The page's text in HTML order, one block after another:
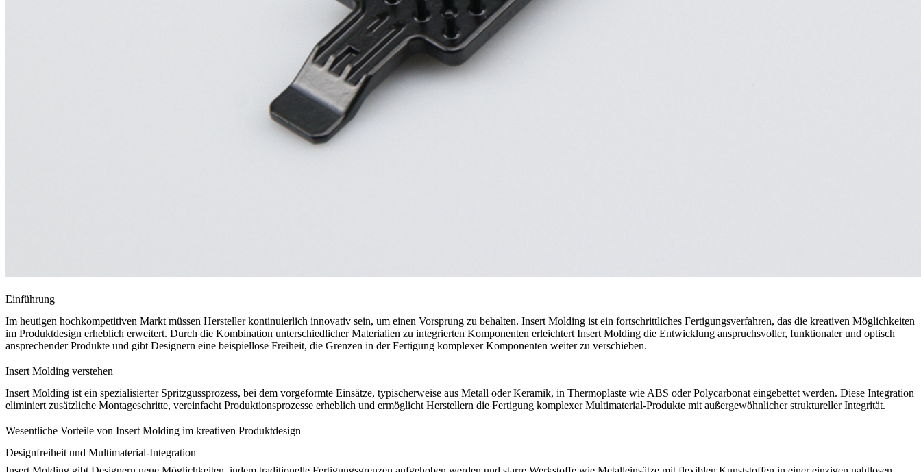
Einführung
Im heutigen hochkompetitiven Markt müssen Hersteller kontinuierlich innovativ sein, um einen Vorsprung zu behalten. Insert Molding ist ein fortschrittliches Fertigungsverfahren, das die kreativen Möglichkeiten
im Produktdesign erheblich erweitert. Durch die Kombination unterschiedlicher Materialien zu integrierten Komponenten erleichtert Insert Molding die Entwicklung anspruchsvoller, funktionaler und optisch
ansprechender Produkte und gibt Designern eine beispiellose Freiheit, die Grenzen in derFertigung komplexer Komponenten weiter zu verschieben.
Insert Molding verstehen
Insert Molding ist ein spezialisierter Spritzgussprozess, bei dem vorgeformte Einsätze, typischerweise aus Metall oder Keramik, in Thermoplaste wie ABS oder Polycarbonat eingebettet werden. Diese Integration
eliminiert zusätzliche Montageschritte, vereinfacht Produktionsprozesse erheblich und ermöglicht Herstellern die Fertigung komplexer Multimaterial-Produkte mit außergewöhnlicher struktureller Integrität.
Wesentliche Vorteile von Insert Molding im kreativen Produktdesign
Designfreiheit und Multimaterial-Integration